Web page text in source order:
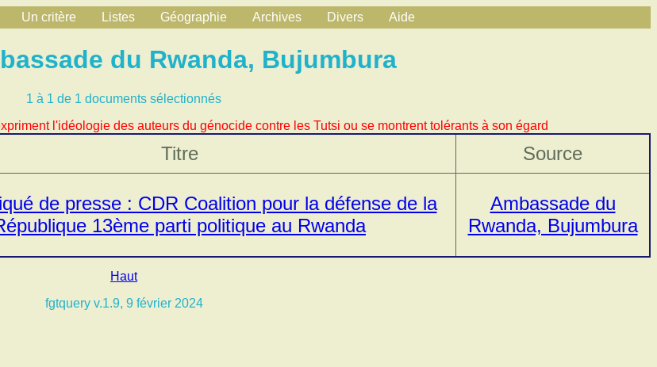
Un critère Listes Géographie Archives Divers Aide
du Rwanda, Bujumbura
1 à 1 de 1 documents sélectionnés
l'idéologie des auteurs du génocide contre les Tutsi ou se montrent tolérants à son égard
Titre Source
de presse : CDR Coalition pour la défense de la
13ème parti politique au Rwanda
Ambassade du
Rwanda, Bujumbura
Haut
fgtquery v.1.9, 9 février 2024